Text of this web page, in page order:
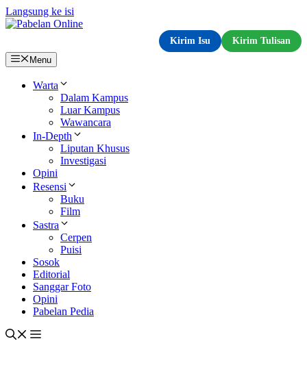
Langsung ke isi
Kirim Isu
Kirim Tulisan
Menu
Warta
Dalam Kampus
Luar Kampus
Wawancara
In-Depth
Liputan Khusus
Investigasi
Opini
Resensi
Buku
Film
Sastra
Cerpen
Puisi
Sosok
Editorial
Sanggar Foto
Opini
Pabelan Pedia